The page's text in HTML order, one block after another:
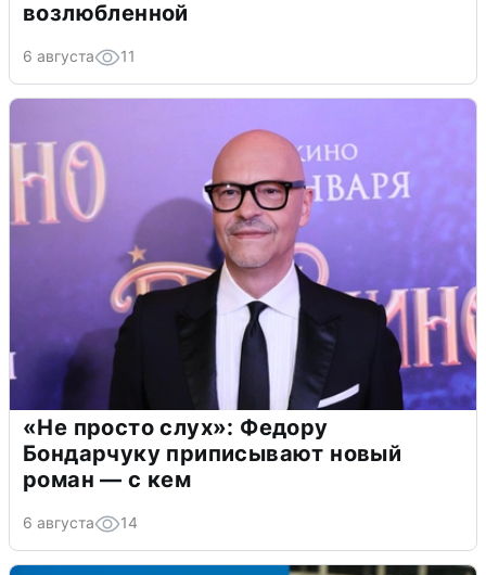
возлюбленной
6 августа 11
«Не просто слух»: Федору
Бондарчуку приписывают новый
роман — с кем
6 августа 14